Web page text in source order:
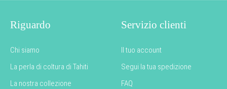
Riguardo
Chi siamo
La perla di coltura di Tahiti
La nostra collezione
Servizio clienti
Il tuo account
Segui la tua spedizione
FAQ